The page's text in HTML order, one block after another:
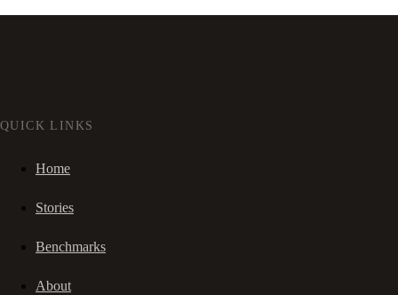
QUICK LINKS
Home
Stories
Benchmarks
About